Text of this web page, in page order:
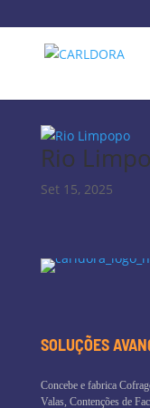
Rio
Set 15, 2025
SOLUÇÕES
Concebe e fabrica
Valas, Contenções de